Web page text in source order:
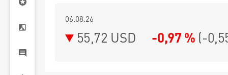
06.08.26
55,72 USD -0,97 % (-